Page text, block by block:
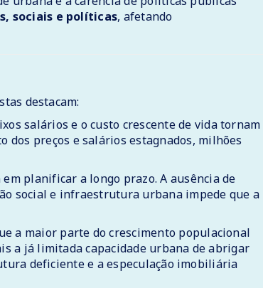
sociais e políticas, afetando
destacam:
salários e o custo crescente de vida tornam
dos preços e salários estagnados, milhões
planificar a longo prazo. A ausência de
social e infraestrutura urbana impede que a
a maior parte do crescimento populacional
a já limitada capacidade urbana de abrigar
deficiente e a especulação imobiliária